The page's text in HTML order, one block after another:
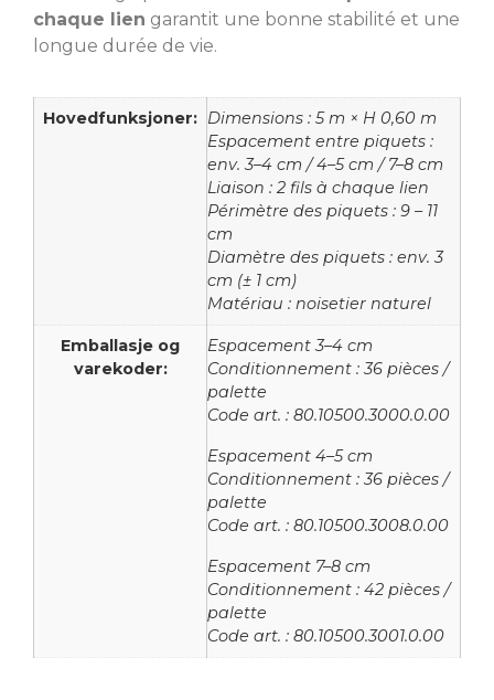
chaque lien garantit une bonne stabilité et une
longue durée de vie.
Hovedfunksjoner: Dimensions : 5 m × H 0,60 m
Espacement entre piquets :
env. 3–4 cm / 4–5 cm / 7–8 cm
Liaison : 2 fils à chaque lien
Périmètre des piquets : 9 – 11
cm
Diamètre des piquets : env. 3
cm (± 1 cm)
Matériau : noisetier naturel
Emballasje og
varekoder:
Espacement 3–4 cm
Conditionnement : 36 pièces /
palette
Code art. : 80.10500.3000.0.00
Espacement 4–5 cm
Conditionnement : 36 pièces /
palette
Code art. : 80.10500.3008.0.00
Espacement 7–8 cm
Conditionnement : 42 pièces /
palette
Code art. : 80.10500.3001.0.00